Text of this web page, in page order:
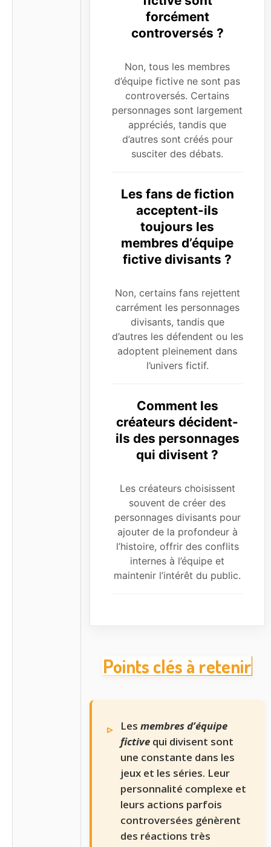
forcément
controversés ?
Non, tous les membres
d’équipe fictive ne sont pas
controversés. Certains
personnages sont largement
appréciés, tandis que
d’autres sont créés pour
susciter des débats.
Les fans de fiction
acceptent-ils
toujours les
membres d’équipe
fictive divisants ?
Non, certains fans rejettent
carrément les personnages
divisants, tandis que
d’autres les défendent ou les
adoptent pleinement dans
l’univers fictif.
Comment les
créateurs décident-
ils des personnages
qui divisent ?
Les créateurs choisissent
souvent de créer des
personnages divisants pour
ajouter de la profondeur à
l’histoire, offrir des conflits
internes à l’équipe et
maintenir l’intérêt du public.
Points clés à retenir
Les membres d’équipe
fictive qui divisent sont
une constante dans les
jeux et les séries. Leur
personnalité complexe et
leurs actions parfois
controversées génèrent
des réactions très